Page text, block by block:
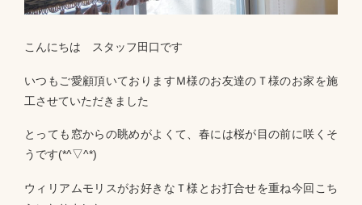
こんにちは スタッフ田口です
いつもご愛顧頂いておりますＭ様のお友達のＴ様のお家を施
工させていただきました
とっても窓からの眺めがよくて、春には桜が目の前に咲くそ
うです(*^▽^*)
ウィリアムモリスがお好きなＴ様とお打合せを重ね今回こち